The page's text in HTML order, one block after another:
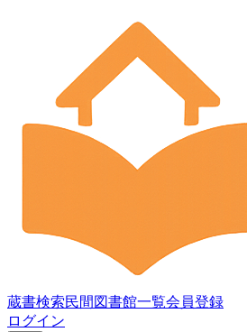
蔵書検索民間図書館一覧会員登録
ログイン